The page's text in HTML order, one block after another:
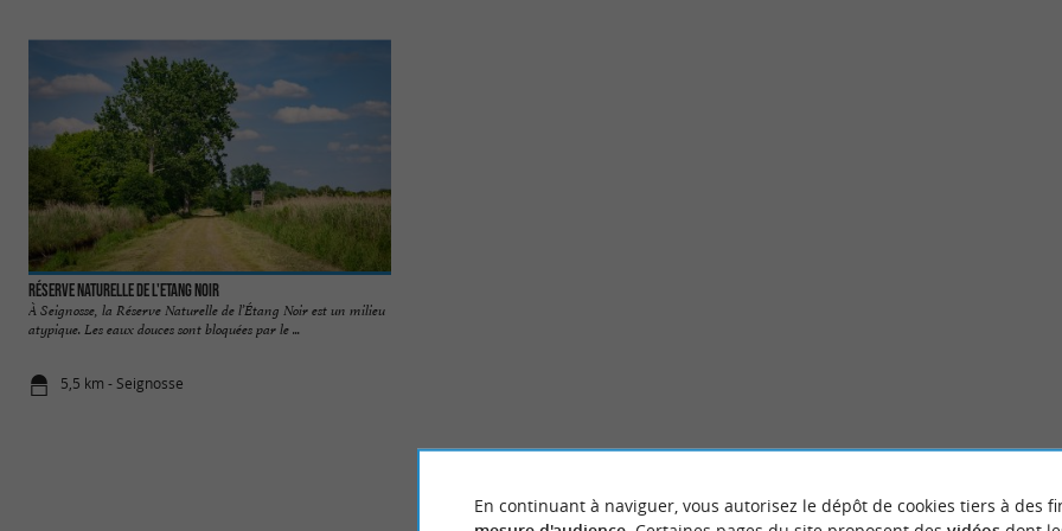
Réserve Naturelle de l'Etang Noir
À Seignosse, la Réserve Naturelle de l’Étang Noir est un milieu
atypique. Les eaux douces sont bloquées par le ...
5,5 km - Seignosse
En continuant à naviguer, vous autorisez le dépôt de cookies tiers à des